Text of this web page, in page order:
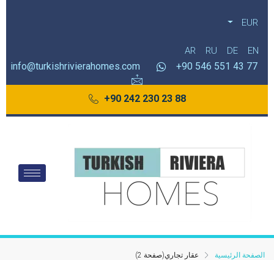
EUR
EN
DE
RU
AR
77 43 551 546 90+
info@turkishrivierahomes.com
88 23 230 242 90+
الصفحة الرئيسية عقار تجاري(صفحة 2)